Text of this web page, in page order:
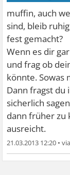
muffin, auch
sind, bleib
fest gemacht?
Wenn es dir
und frag ob
könnte. Sowas
Dann fragst du
sicherlich
dann früher zu
ausreicht.
21.03.2013 12:20 •